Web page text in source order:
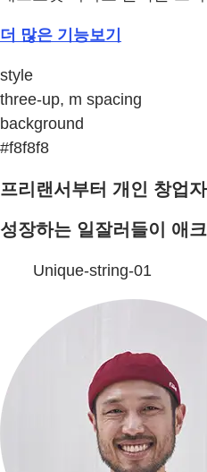
더 많은 기능보기
style
three-up, m spacing
background
#f8f8f8
프리랜서부터 개인 창업
성장하는 일잘러들이 애
Unique-string-01